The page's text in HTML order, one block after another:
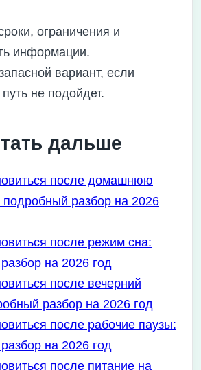
ограничения и
информации.
вариант, если
не подойдет.
дальше
после домашнюю
подробный разбор на 2026
после режим сна:
на 2026 год
после вечерний
разбор на 2026 год
после рабочие паузы:
на 2026 год
после питание на